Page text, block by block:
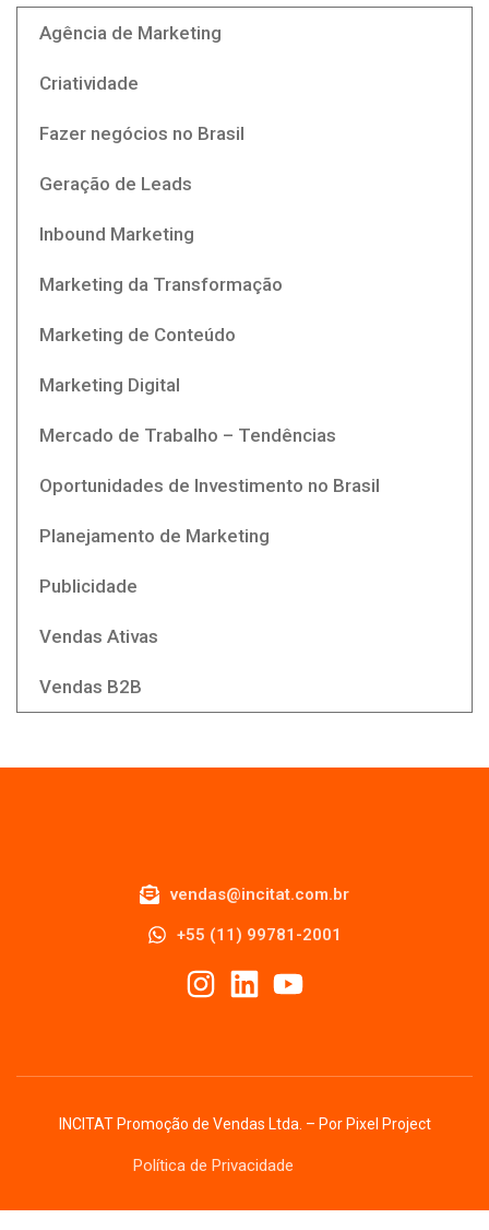
Agência de Marketing
Criatividade
Fazer negócios no Brasil
Geração de Leads
Inbound Marketing
Marketing da Transformação
Marketing de Conteúdo
Marketing Digital
Mercado de Trabalho – Tendências
Oportunidades de Investimento no Brasil
Planejamento de Marketing
Publicidade
Vendas Ativas
Vendas B2B
vendas@incitat.com.br
+55 (11) 99781-2001
INCITAT Promoção de Vendas Ltda. – Por Pixel Project
Política de Privacidade